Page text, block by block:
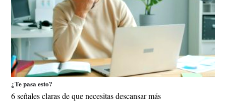
¿Te pasa esto?
6 señales claras de que necesitas descansar más